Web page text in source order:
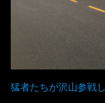
猛者たちが沢山参戦